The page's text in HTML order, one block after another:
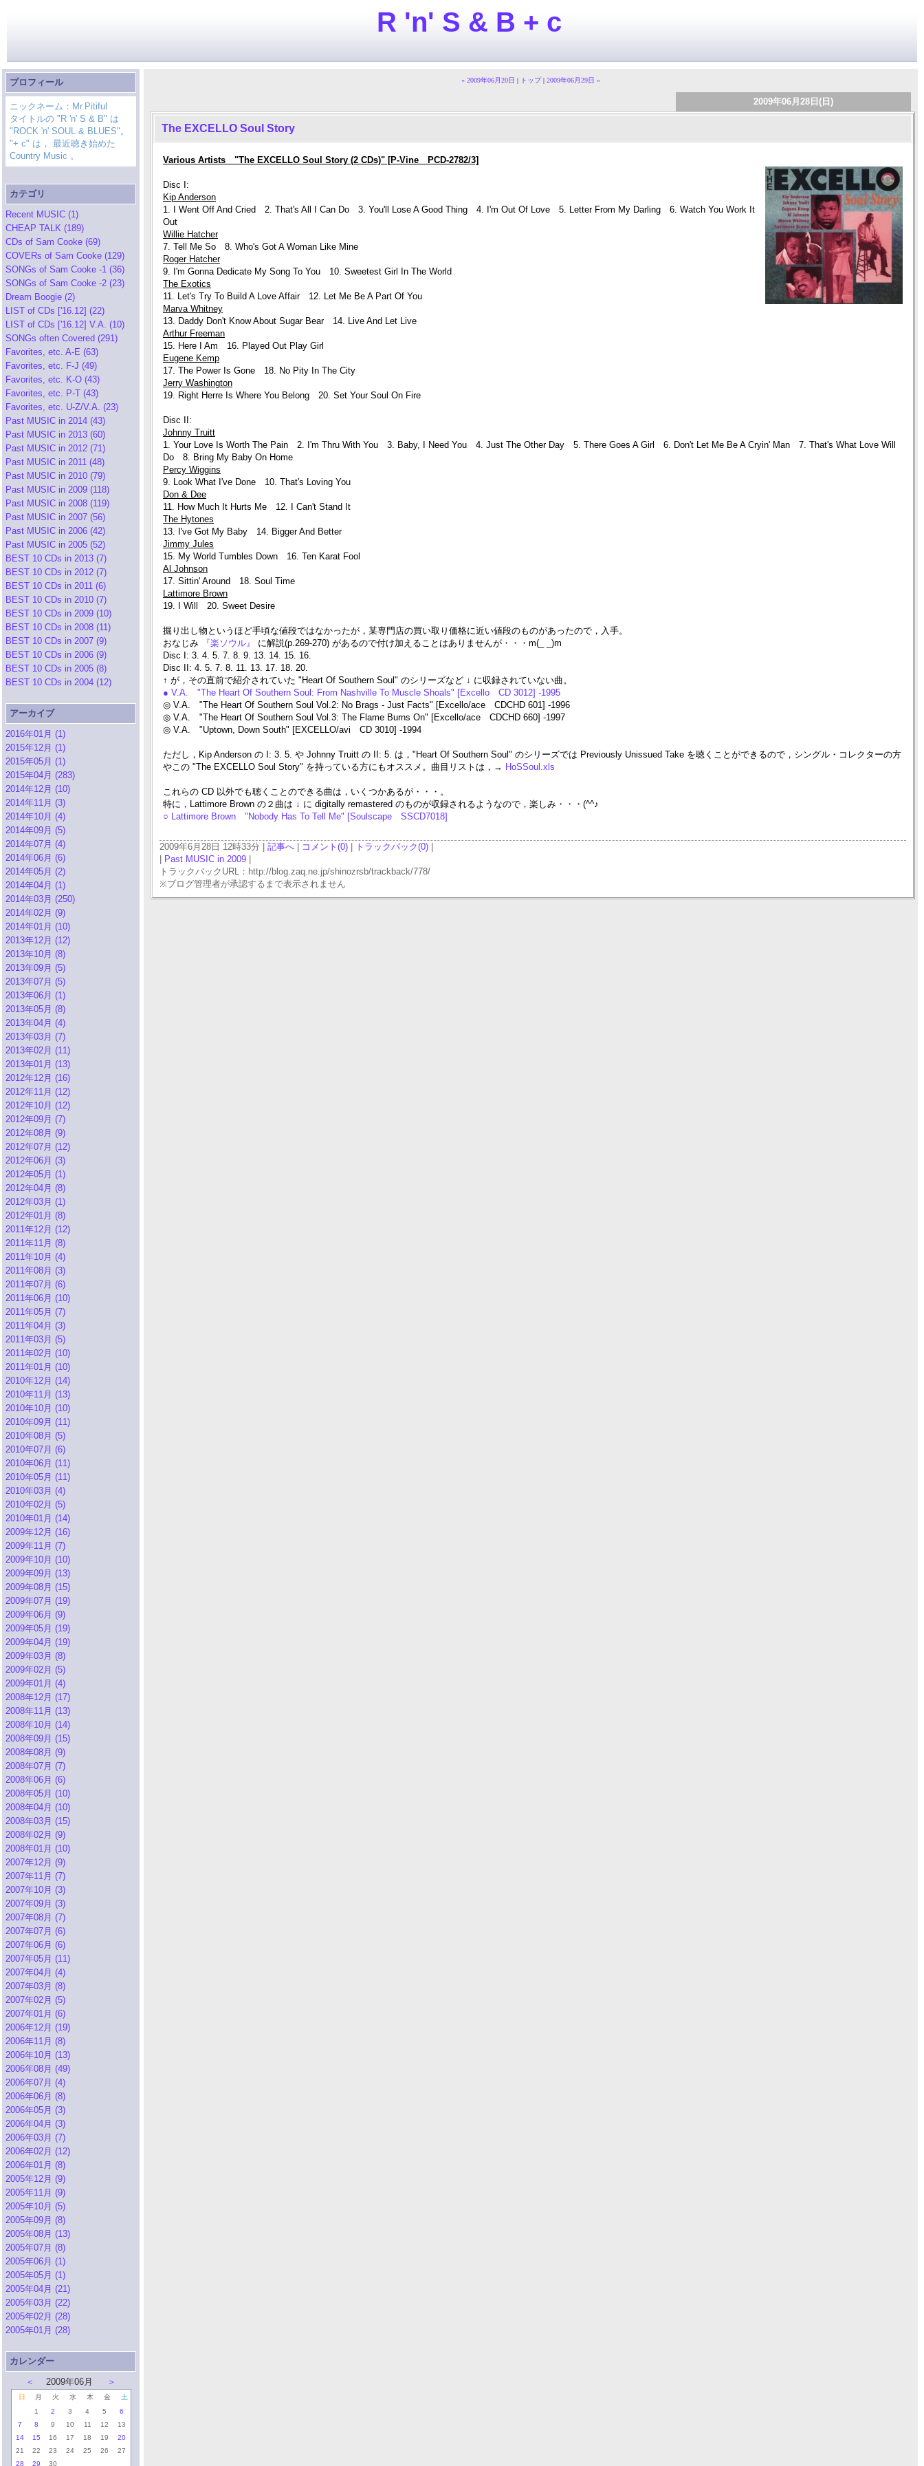
R 'n' S & B + c
プロフィール
ニックネーム：Mr.Pitiful
タイトルの "R 'n' S & B" は
"ROCK 'n' SOUL & BLUES"。
"+ c" は， 最近聴き始めた
Country Music 。
カテゴリ
Recent MUSIC (1)
CHEAP TALK (189)
CDs of Sam Cooke (69)
COVERs of Sam Cooke (129)
SONGs of Sam Cooke -1 (36)
SONGs of Sam Cooke -2 (23)
Dream Boogie (2)
LIST of CDs ['16.12] (22)
LIST of CDs ['16.12] V.A. (10)
SONGs often Covered (291)
Favorites, etc. A-E (63)
Favorites, etc. F-J (49)
Favorites, etc. K-O (43)
Favorites, etc. P-T (43)
Favorites, etc. U-Z/V.A. (23)
Past MUSIC in 2014 (43)
Past MUSIC in 2013 (60)
Past MUSIC in 2012 (71)
Past MUSIC in 2011 (48)
Past MUSIC in 2010 (79)
Past MUSIC in 2009 (118)
Past MUSIC in 2008 (119)
Past MUSIC in 2007 (56)
Past MUSIC in 2006 (42)
Past MUSIC in 2005 (52)
BEST 10 CDs in 2013 (7)
BEST 10 CDs in 2012 (7)
BEST 10 CDs in 2011 (6)
BEST 10 CDs in 2010 (7)
BEST 10 CDs in 2009 (10)
BEST 10 CDs in 2008 (11)
BEST 10 CDs in 2007 (9)
BEST 10 CDs in 2006 (9)
BEST 10 CDs in 2005 (8)
BEST 10 CDs in 2004 (12)
アーカイブ
2016年01月 (1)
2015年12月 (1)
2015年05月 (1)
2015年04月 (283)
2014年12月 (10)
2014年11月 (3)
2014年10月 (4)
2014年09月 (5)
2014年07月 (4)
2014年06月 (6)
2014年05月 (2)
2014年04月 (1)
2014年03月 (250)
2014年02月 (9)
2014年01月 (10)
2013年12月 (12)
2013年10月 (8)
2013年09月 (5)
2013年07月 (5)
2013年06月 (1)
2013年05月 (8)
2013年04月 (4)
2013年03月 (7)
2013年02月 (11)
2013年01月 (13)
2012年12月 (16)
2012年11月 (12)
2012年10月 (12)
2012年09月 (7)
2012年08月 (9)
2012年07月 (12)
2012年06月 (3)
2012年05月 (1)
2012年04月 (8)
2012年03月 (1)
2012年01月 (8)
2011年12月 (12)
2011年11月 (8)
2011年10月 (4)
2011年08月 (3)
2011年07月 (6)
2011年06月 (10)
2011年05月 (7)
2011年04月 (3)
2011年03月 (5)
2011年02月 (10)
2011年01月 (10)
2010年12月 (14)
2010年11月 (13)
2010年10月 (10)
2010年09月 (11)
2010年08月 (5)
2010年07月 (6)
2010年06月 (11)
2010年05月 (11)
2010年03月 (4)
2010年02月 (5)
2010年01月 (14)
2009年12月 (16)
2009年11月 (7)
2009年10月 (10)
2009年09月 (13)
2009年08月 (15)
2009年07月 (19)
2009年06月 (9)
2009年05月 (19)
2009年04月 (19)
2009年03月 (8)
2009年02月 (5)
2009年01月 (4)
2008年12月 (17)
2008年11月 (13)
2008年10月 (14)
2008年09月 (15)
2008年08月 (9)
2008年07月 (7)
2008年06月 (6)
2008年05月 (10)
2008年04月 (10)
2008年03月 (15)
2008年02月 (9)
2008年01月 (10)
2007年12月 (9)
2007年11月 (7)
2007年10月 (3)
2007年09月 (3)
2007年08月 (7)
2007年07月 (6)
2007年06月 (6)
2007年05月 (11)
2007年04月 (4)
2007年03月 (8)
2007年02月 (5)
2007年01月 (6)
2006年12月 (19)
2006年11月 (8)
2006年10月 (13)
2006年08月 (49)
2006年07月 (4)
2006年06月 (8)
2006年05月 (3)
2006年04月 (3)
2006年03月 (7)
2006年02月 (12)
2006年01月 (8)
2005年12月 (9)
2005年11月 (9)
2005年10月 (5)
2005年09月 (8)
2005年08月 (13)
2005年07月 (8)
2005年06月 (1)
2005年05月 (1)
2005年04月 (21)
2005年03月 (22)
2005年02月 (28)
2005年01月 (28)
カレンダー
＜
2009年06月 ＞
日 月 火 水 木 金
土
1
2 3 4 5
6
7
8 9 10 11 12
13
14
15 16 17 18 19
20
21
22 23 24 25 26
27
28
29 30
« 2009年06月20日 | トップ| 2009年06月29日 »
2009年06月28日(日)
The EXCELLO Soul Story
Various Artists "The EXCELLO Soul Story (2 CDs)" [P-Vine PCD-2782/3]
Disc I:
Kip Anderson
1. I Went Off And Cried 2. That's All I Can Do 3. You'll Lose A Good Thing 4. I'm Out Of Love 5. Letter From My Darling 6. Watch You Work It
Out
Willie Hatcher
7. Tell Me So 8. Who's Got A Woman Like Mine
Roger Hatcher
9. I'm Gonna Dedicate My Song To You 10. Sweetest Girl In The World
The Exotics
11. Let's Try To Build A Love Affair 12. Let Me Be A Part Of You
Marva Whitney
13. Daddy Don't Know About Sugar Bear 14. Live And Let Live
Arthur Freeman
15. Here I Am 16. Played Out Play Girl
Eugene Kemp
17. The Power Is Gone 18. No Pity In The City
Jerry Washington
19. Right Herre Is Where You Belong 20. Set Your Soul On Fire
Disc II:
Johnny Truitt
1. Your Love Is Worth The Pain 2. I'm Thru With You 3. Baby, I Need You 4. Just The Other Day 5. There Goes A Girl 6. Don't Let Me Be A Cryin' Man 7. That's What Love Will
Do 8. Bring My Baby On Home
Percy Wiggins
9. Look What I've Done 10. That's Loving You
Don & Dee
11. How Much It Hurts Me 12. I Can't Stand It
The Hytones
13. I've Got My Baby 14. Bigger And Better
Jimmy Jules
15. My World Tumbles Down 16. Ten Karat Fool
Al Johnson
17. Sittin' Around 18. Soul Time
Lattimore Brown
19. I Will 20. Sweet Desire
掘り出し物というほど手頃な値段ではなかったが，某専門店の買い取り価格に近い値段のものがあったので，入手。
おなじみ 『楽ソウル』 に解説(p.269-270) があるので付け加えることはありませんが・・・m(_ _)m
Disc I: 3. 4. 5. 7. 8. 9. 13. 14. 15. 16.
Disc II: 4. 5. 7. 8. 11. 13. 17. 18. 20.
↑ が，その直前で紹介されていた "Heart Of Southern Soul" のシリーズなど ↓ に収録されていない曲。
● V.A. "The Heart Of Southern Soul: From Nashville To Muscle Shoals" [Excello CD 3012] -1995
◎ V.A. "The Heart Of Southern Soul Vol.2: No Brags - Just Facts" [Excello/ace CDCHD 601] -1996
◎ V.A. "The Heart Of Southern Soul Vol.3: The Flame Burns On" [Excello/ace CDCHD 660] -1997
◎ V.A. "Uptown, Down South" [EXCELLO/avi CD 3010] -1994
ただし，Kip Anderson の I: 3. 5. や Johnny Truitt の II: 5. は，"Heart Of Southern Soul" のシリーズでは Previously Unissued Take を聴くことができるので，シングル・コレクターの方
やこの "The EXCELLO Soul Story" を持っている方にもオススメ。曲目リストは，→ HoSSoul.xls
これらの CD 以外でも聴くことのできる曲は，いくつかあるが・・・。
特に，Lattimore Brown の２曲は ↓ に digitally remastered のものが収録されるようなので，楽しみ・・・(^^♪
○ Lattimore Brown "Nobody Has To Tell Me" [Soulscape SSCD7018]
2009年6月28日 12時33分 | 記事へ コメント(0) トラックバック(0)
Past MUSIC in 2009
トラックバックURL：http://blog.zaq.ne.jp/shinozrsb/trackback/778/
※ブログ管理者が承認するまで表示されません